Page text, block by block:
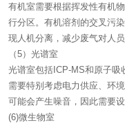
有机室需要根据挥发性有机
行分区。有机溶剂的交叉污
现人机分离，减少废气对人员
（5）光谱室
光谱室包括ICP-MS和原子吸
需要特别考虑电力供应、环
可能会产生噪音，因此需要设
(6)微生物室